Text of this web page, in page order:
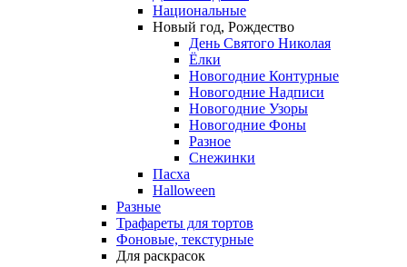
Национальные
Новый год, Рождество
День Святого Николая
Ёлки
Новогодние Контурные
Новогодние Надписи
Новогодние Узоры
Новогодние Фоны
Разное
Снежинки
Пасха
Halloween
Разные
Трафареты для тортов
Фоновые, текстурные
Для раскрасок